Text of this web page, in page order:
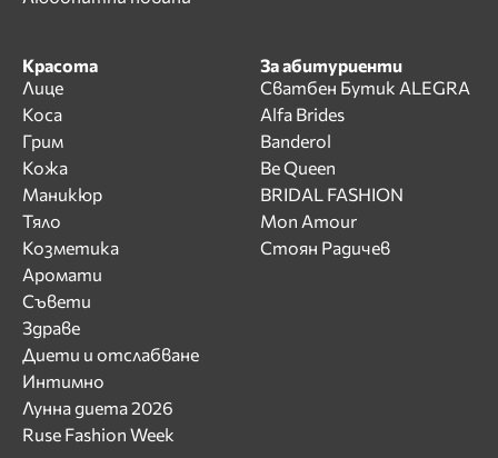
Красота
Лице
Коса
Грим
Кожа
Маникюр
Тяло
Козметика
Аромати
Съвети
Здраве
Диети и отслабване
Интимно
Лунна диета 2026
Ruse Fashion Week
За абитуриенти
Сватбен Бутик ALEGRA
Alfa Brides
Banderol
Be Queen
BRIDAL FASHION
Mon Amour
Стоян Радичев